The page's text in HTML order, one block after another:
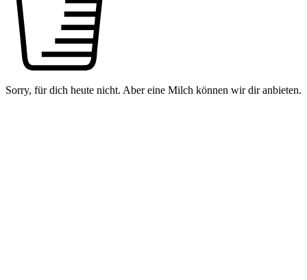
Sorry, für dich heute nicht. Aber eine Milch können wir dir anbieten.